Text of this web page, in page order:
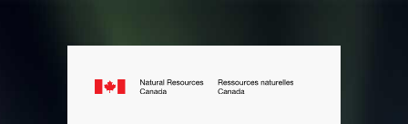
Canada.ca
/